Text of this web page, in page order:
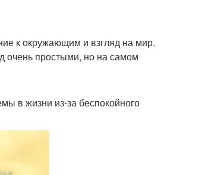
к окружающим и взгляд на мир.
очень простыми, но на самом
в жизни из-за беспокойного